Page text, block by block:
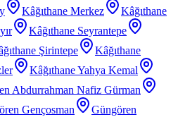
Kâğıthane Merkez
Kâğıthane
Kâğıthane Seyrantepe
Şirintepe
Kâğıthane
Kâğıthane Yahya Kemal
Abdurrahman Nafiz Gürman
Gençosman
Güngören